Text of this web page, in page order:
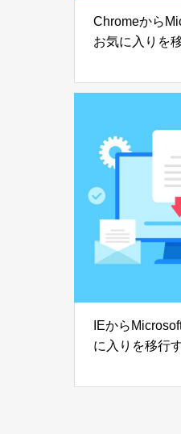
Chromeから
お気に入りを
IEから
に入りを移行